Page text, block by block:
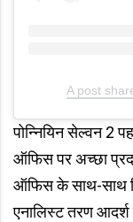
A post
पोन्नियिन सेल्वन 2
ऑफिस पर अच्छा
ऑफिस के साथ-साथ
एनालिस्ट तरण आदर्श